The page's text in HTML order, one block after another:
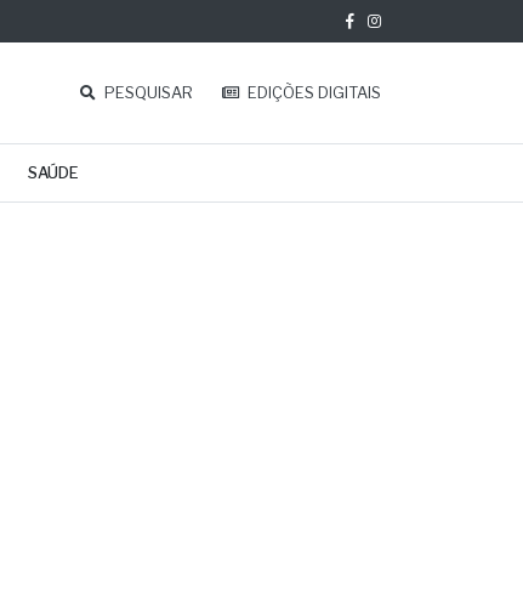
PESQUISAR EDIÇÕES DIGITAIS
SAÚDE